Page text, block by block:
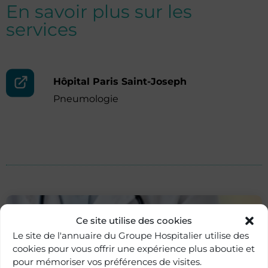
Ce site utilise des cookies
Le site de l'annuaire du Groupe Hospitalier utilise des
cookies pour vous offrir une expérience plus aboutie et
pour mémoriser vos préférences de visites.
En savoir plus sur les
services
Hôpital Paris Saint-Joseph
Pneumologie